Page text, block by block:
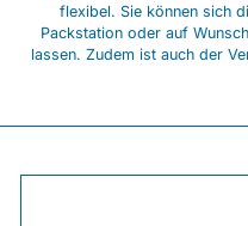
flexibel. Sie können sich
Packstation oder auf
lassen. Zudem ist auch der